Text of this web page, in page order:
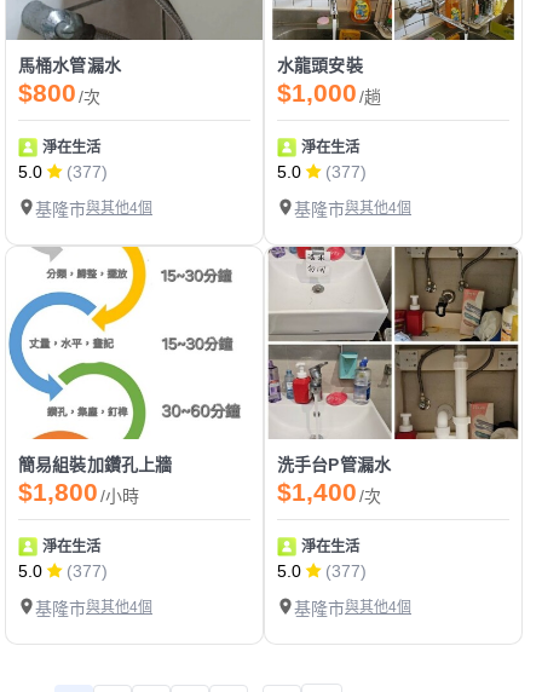
馬桶水管漏水
$800/次
淨在生活
5.0
(377)
基隆市與其他4個
水龍頭安裝
$1,000/趟
淨在生活
5.0
(377)
基隆市與其他4個
簡易組裝加鑽孔上牆
$1,800/小時
淨在生活
5.0
(377)
基隆市與其他4個
洗手台P管漏水
$1,400/次
淨在生活
5.0
(377)
基隆市與其他4個